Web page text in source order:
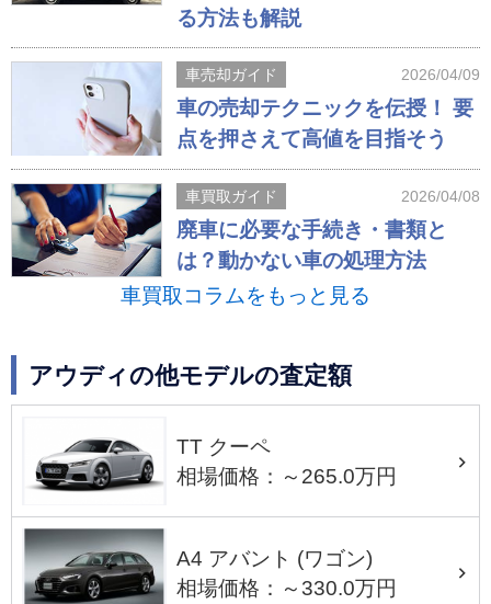
る方法も解説
車売却ガイド 2026/04/09
車の売却テクニックを伝授！ 要
点を押さえて高値を目指そう
車買取ガイド 2026/04/08
廃車に必要な手続き・書類と
は？動かない車の処理方法
車買取コラムをもっと見る
アウディの他モデルの査定額
TT クーペ
相場価格：～265.0万円
A4 アバント (ワゴン)
相場価格：～330.0万円